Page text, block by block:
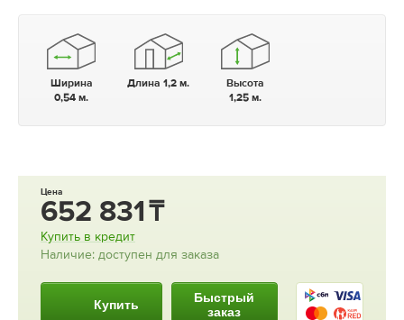
Ширина
0,54 м.
Длина 1,2 м.
Высота
1,25 м.
Цена
652 831
Купить в кредит
Наличие: доступен для заказа
Купить
Быстрый
заказ